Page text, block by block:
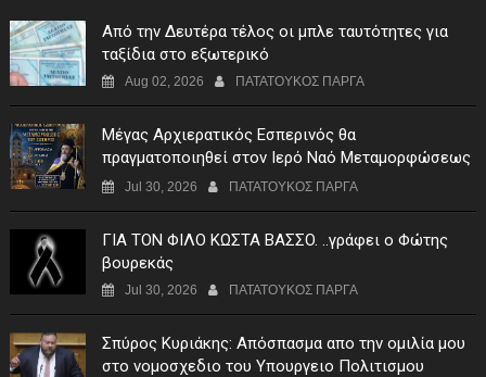
Από την Δευτέρα τέλος οι μπλε ταυτότητες για
ταξίδια στο εξωτερικό
Aug 02, 2026 ΠΑΤΑΤΟΥΚΟΣ ΠΑΡΓΑ
Μέγας Αρχιερατικός Εσπερινός θα
πραγματοποιηθεί στον Ιερό Ναό Μεταμορφώσεως
του Σωτήρος Σταυροχωρίου στης 5 Αυγούστου
Jul 30, 2026 ΠΑΤΑΤΟΥΚΟΣ ΠΑΡΓΑ
ΓIA TON ΦIΛO KΩΣTA BAΣΣO. ..γράφει ο Φώτης
βουρεκάς
Jul 30, 2026 ΠΑΤΑΤΟΥΚΟΣ ΠΑΡΓΑ
Σπύρος Κυριάκης: Απόσπασμα απο την ομιλία μου
στο νομοσχεδιο του Υπουργειο Πολιτισμου